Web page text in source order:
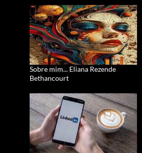
Sobre mim... Eliana Rezende
Bethancourt